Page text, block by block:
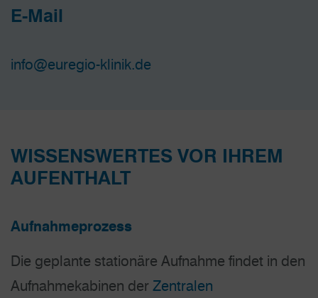
E-Mail
info@euregio-klinik.de
WISSENSWERTES VOR IHREM
AUFENTHALT
Aufnahmeprozess
Die geplante stationäre Aufnahme findet in den
Aufnahmekabinen der Zentralen